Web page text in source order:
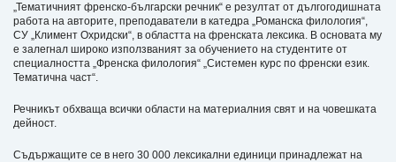
„Тематичният френско-български речник“ е резултат от дългогодишната
работа на авторите, преподаватели в катедра „Романска филология“,
СУ „Климент Охридски“, в областта на френската лексика. В основата му
е залегнал широко използваният за обучението на студентите от
специалността „Френска филология“ „Системен курс по френски език.
Тематична част“.
Речникът обхваща всички области на материалния свят и на човешката
дейност.
Съдържащите се в него 30 000 лексикални единици принадлежат на